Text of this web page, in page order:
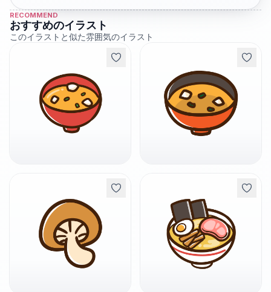
RECOMMEND
おすすめのイラスト
このイラストと似た雰囲気のイラスト